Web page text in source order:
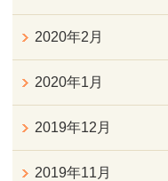
2020年2月
2020年1月
2019年12月
2019年11月